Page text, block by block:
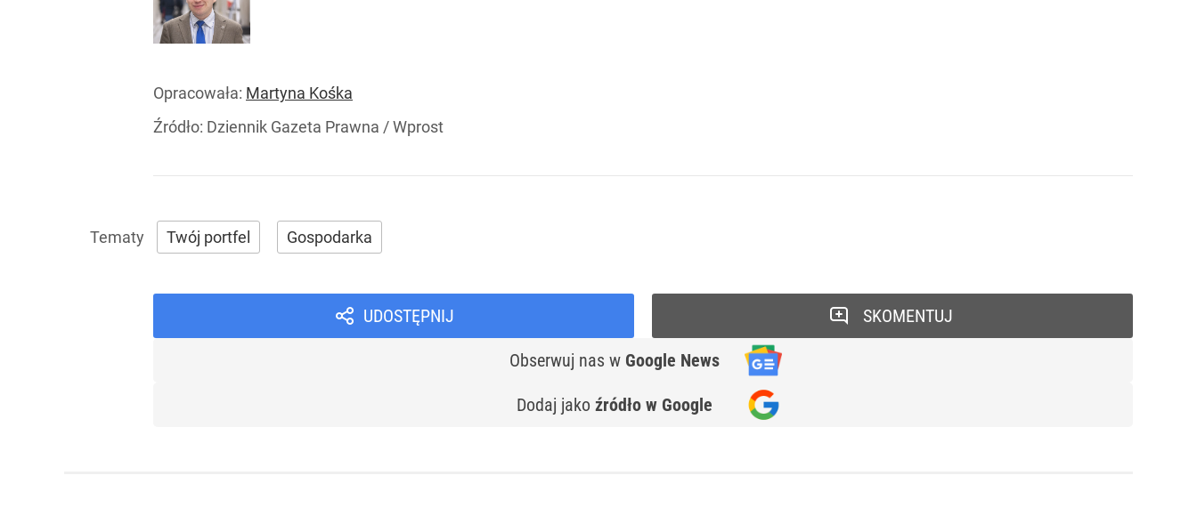
Opracowała: Martyna Kośka
Źródło: Dziennik Gazeta Prawna / Wprost
Twój portfel Gospodarka
UDOSTĘPNIJ
Obserwuj nas w Google News
Dodaj jako źródło w Google
SKOMENTUJ